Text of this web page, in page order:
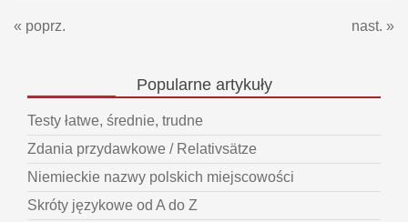
« poprz. nast. »
Popularneartykuły
Testy łatwe, średnie, trudne
Zdania przydawkowe / Relativsätze
Niemieckie nazwy polskich miejscowości
Skróty językowe od A do Z